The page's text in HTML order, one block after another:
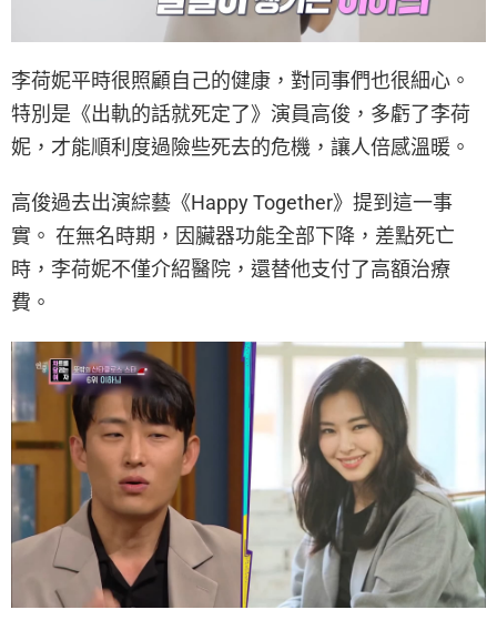
李荷妮平時很照顧自己的健康，對同事們也很細心。
特別是《出軌的話就死定了》演員高俊，多虧了李荷
妮，才能順利度過險些死去的危機，讓人倍感溫暖。
高俊過去出演綜藝《Happy Together》提到這一事
實。 在無名時期，因臟器功能全部下降，差點死亡
時，李荷妮不僅介紹醫院，還替他支付了高額治療
費。